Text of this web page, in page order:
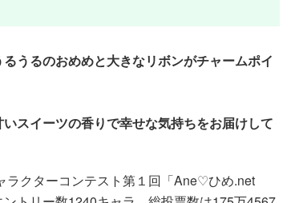
うるのおめめと大きなリボンがチャームポイ
スイーツの香りで幸せな気持ちをお届けして
ラクターコンテスト第１回「Ane♡ひめ.net